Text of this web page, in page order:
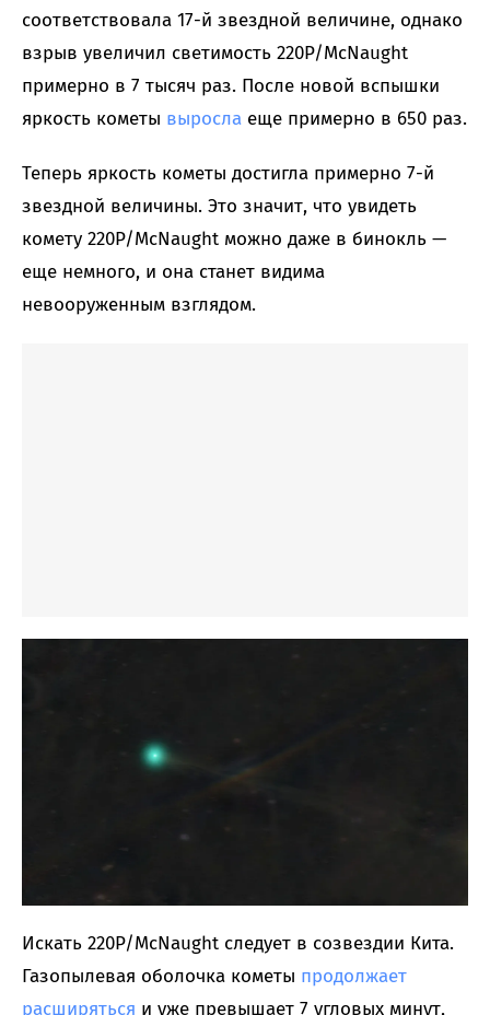
соответствовала 17-й звездной величине, однако
взрыв увеличил светимость 220P/McNaught
примерно в 7 тысяч раз. После новой вспышки
яркость кометы выросла еще примерно в 650 раз.
Теперь яркость кометы достигла примерно 7-й
звездной величины. Это значит, что увидеть
комету 220P/McNaught можно даже в бинокль —
еще немного, и она станет видима
невооруженным взглядом.
Искать 220P/McNaught следует в созвездии Кита.
Газопылевая оболочка кометы продолжает
расширяться и уже превышает 7 угловых минут,